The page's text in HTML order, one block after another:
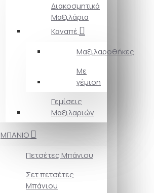
Διακοσμητικά
Mαξιλάρια
Καναπέ
Μαξιλαροθήκες
Με
γέμιση
Γεμίσεις
Μαξιλαριών
ΜΠΑΝΙΟ
Πετσέτες Mπάνιου
Σετ πετσέτες
Mπάνιου